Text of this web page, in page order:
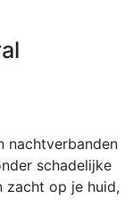
nachtverbanden
schadelijke
zacht op je huid,